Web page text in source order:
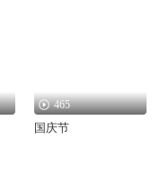
465
国庆节